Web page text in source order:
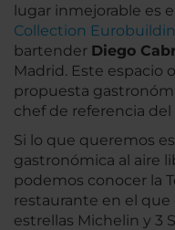
lugar inmejorable es
Collection
bartender Diego
Madrid. Este espacio
propuesta
chef de referencia del
Si lo que queremos
gastronómica al aire
podemos conocer la
restaurante en el que
estrellas Michelin y 3